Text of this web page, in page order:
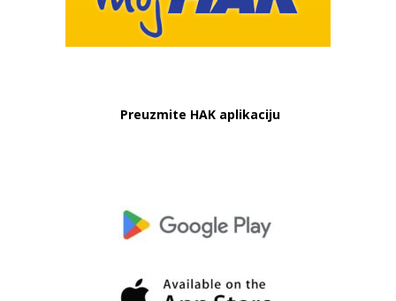
Preuzmite HAK aplikaciju